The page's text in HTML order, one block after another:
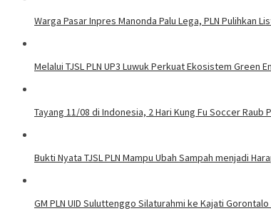
Warga Pasar Inpres Manonda Palu Lega, PLN Pulihkan
Melalui TJSL PLN UP3 Luwuk Perkuat Ekosistem Green
Tayang 11/08 di Indonesia, 2 Hari Kung Fu Soccer Raub
Bukti Nyata TJSL PLN Mampu Ubah Sampah menjadi
GM PLN UID Suluttenggo Silaturahmi ke Kajati